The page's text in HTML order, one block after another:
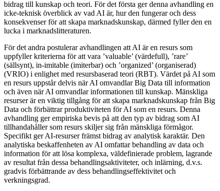
bidrag till kunskap och teori. För det första ger denna avhandling en
icke-teknisk överblick av vad AI är, hur den fungerar och dess
konsekvenser för att skapa marknadskunskap, därmed fyller den en
lucka i marknadslitteraturen.
För det andra postulerar avhandlingen att AI är en resurs som
uppfyller kriterierna för att vara ’valuable’ (värdefull), ’rare’
(sällsynt), in-imitable (imiterbar) och ’organized’ (organiserad)
(VRIO) i enlighet med resursbaserad teori (RBT). Värdet på AI som
en resurs uppstår delvis när AI omvandlar Big Data till information
och även när AI omvandlar informationen till kunskap. Mänskliga
resurser är en viktig tillgång för att skapa marknadskunskap från Big
Data och förbättrar produktiviteten för AI som en resurs. Denna
avhandling ger empiriska bevis på att den typ av bidrag som AI
tillhandahåller som resurs skiljer sig från mänskliga förmågor.
Specifikt ger AI-resurser främst bidrag av analytisk karaktär. Den
analytiska beskaffenheten av AI omfattar behandling av data och
information för att lösa komplexa, väldefinierade problem, lagrande
av resultat från dessa behandlingsaktiviteter, och inlärning, d.v.s.
gradvis förbättrande av dess behandlingseffektivitet och
verkningsgrad.